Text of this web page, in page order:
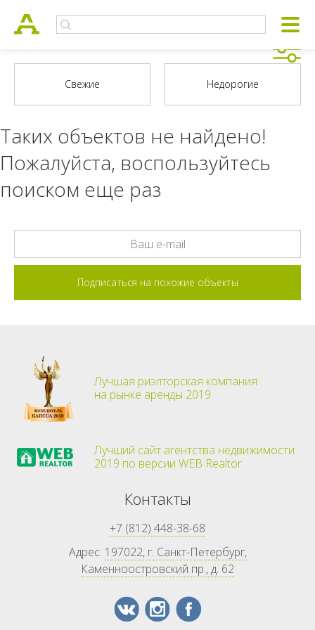
Таких объектов не найдено!
Пожалуйста, воспользуйтесь
поиском еще раз
Лучшая риэлторская компания
на рынке аренды 2019
Лучший сайт агентства недвижимости
2019 по версии WEB Realtor
Контакты
+7 (812) 448-38-68
Адрес: 197022, г. Санкт-Петербург,
Каменноостровский пр., д. 62